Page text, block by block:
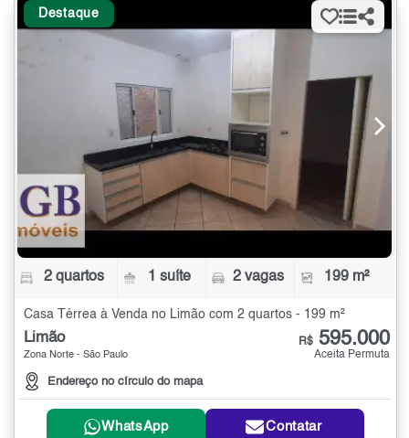
Destaque
2 quartos 1 suíte 2 vagas 199 m²
Casa Térrea à Venda no Limão com 2 quartos - 199 m²
Limão
Zona Norte - São Paulo
Endereço no círculo do mapa
R$ 595.000
Aceita Permuta
WhatsApp Contatar